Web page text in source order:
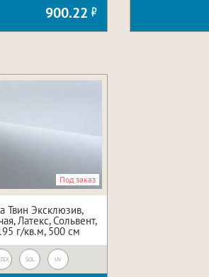
900.22
Под заказ
Твин Эксклюзив,
Латекс, Сольвент,
г/кв.м, 500 см
SOL UV